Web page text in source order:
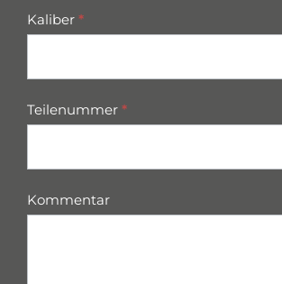
Kaliber *
Teilenummer *
Kommentar